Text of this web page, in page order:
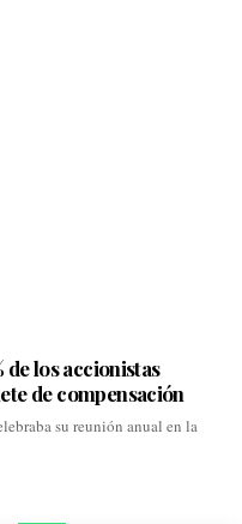
de los accionistas
de compensación
su reunión anual en la